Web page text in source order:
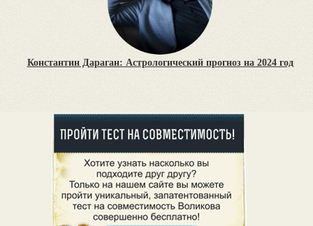
Константин Дараган: Астрологический прогноз на 2024 год